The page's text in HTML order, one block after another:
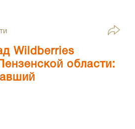
Wildberries
области: